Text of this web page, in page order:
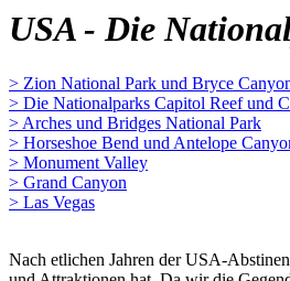
USA - Die
> Zion National Park und Bryce
> Die Nationalparks Capitol Reef und
> Arches und Bridges National Park
> Horseshoe Bend und Antelope
> Monument Valley
> Grand Canyon
> Las Vegas
Nach etlichen Jahren der USA-